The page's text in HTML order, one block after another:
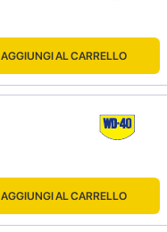
AGGIUNGI AL CARRELLO
AGGIUNGI AL CARRELLO